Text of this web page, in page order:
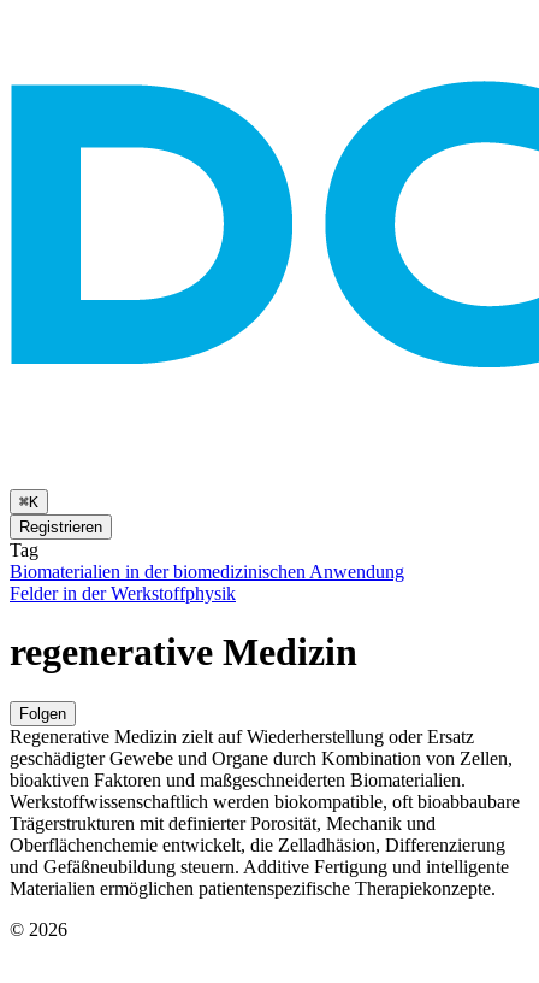
⌘K
Registrieren
Tag
Biomaterialien in der biomedizinischen Anwendung
Felder in der Werkstoffphysik
regenerative Medizin
Folgen
Regenerative Medizin zielt auf Wiederherstellung oder Ersatz
geschädigter Gewebe und Organe durch Kombination von Zellen,
bioaktiven Faktoren und maßgeschneiderten Biomaterialien.
Werkstoffwissenschaftlich werden biokompatible, oft bioabbaubare
Trägerstrukturen mit definierter Porosität, Mechanik und
Oberflächenchemie entwickelt, die Zelladhäsion, Differenzierung
und Gefäßneubildung steuern. Additive Fertigung und intelligente
Materialien ermöglichen patientenspezifische Therapiekonzepte.
© 2026